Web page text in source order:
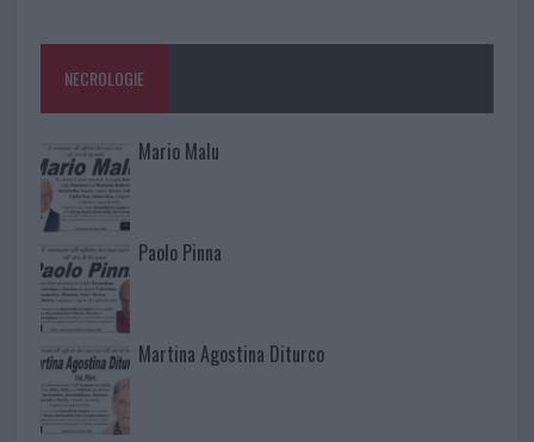
NECROLOGIE
Mario Malu
Paolo Pinna
Martina Agostina Diturco